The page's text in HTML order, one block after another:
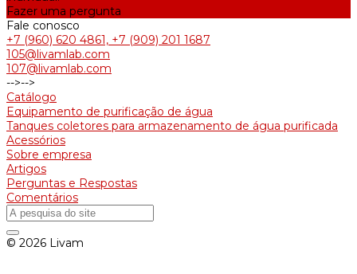
Fazer uma pergunta
Fale conosco
+7 (960) 620 4861, +7 (909) 201 1687
105@livamlab.com
107@livamlab.com
-->-->
Catálogo
Equipamento de purificação de água
Tanques coletores para armazenamento de água purificada
Acessórios
Sobre empresa
Artigos
Perguntas e Respostas
Comentários
© 2026 Livam